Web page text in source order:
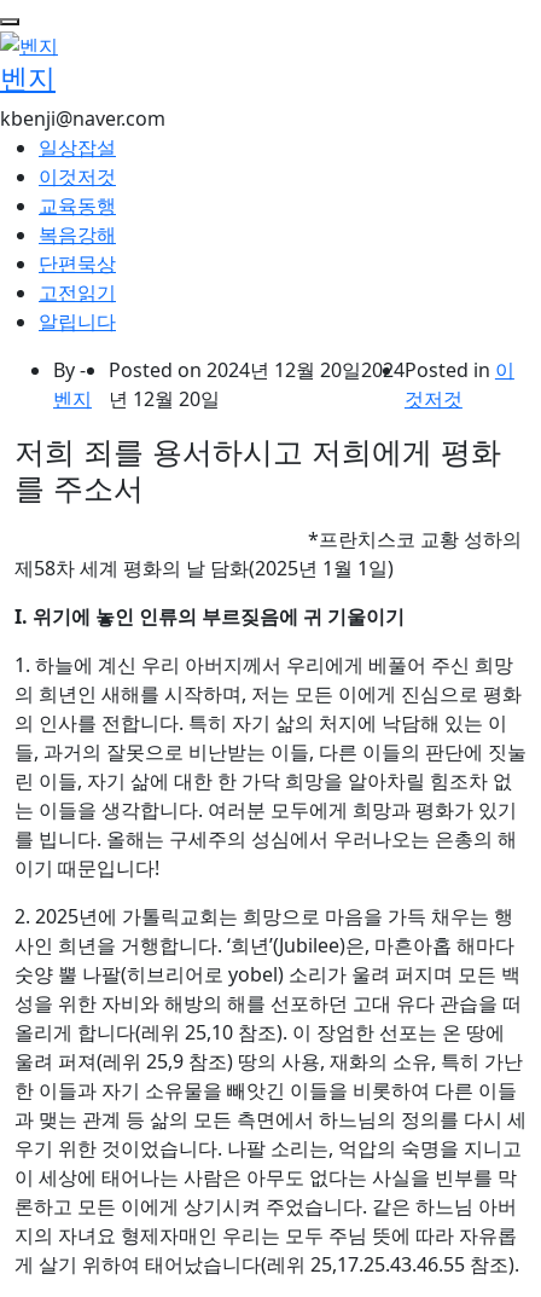
콘
텐
츠
로
건
너
뛰
기
벤지
kbenji@naver.com
일상잡설
이것저것
교육동행
복음강해
단편묵상
고전읽기
알립니다
By -
벤지
Posted on 2024년 12월 20일2024
년 12월 20일
Posted in 이
것저것
저희 죄를 용서하시고 저희에게 평화
를 주소서
*프란치스코 교황 성하의
제58차 세계 평화의 날 담화(2025년 1월 1일)
I. 위기에 놓인 인류의 부르짖음에 귀 기울이기
1. 하늘에 계신 우리 아버지께서 우리에게 베풀어 주신 희망
의 희년인 새해를 시작하며, 저는 모든 이에게 진심으로 평화
의 인사를 전합니다. 특히 자기 삶의 처지에 낙담해 있는 이
들, 과거의 잘못으로 비난받는 이들, 다른 이들의 판단에 짓눌
린 이들, 자기 삶에 대한 한 가닥 희망을 알아차릴 힘조차 없
는 이들을 생각합니다. 여러분 모두에게 희망과 평화가 있기
를 빕니다. 올해는 구세주의 성심에서 우러나오는 은총의 해
이기 때문입니다!
2. 2025년에 가톨릭교회는 희망으로 마음을 가득 채우는 행
사인 희년을 거행합니다. ‘희년’(Jubilee)은, 마흔아홉 해마다
숫양 뿔 나팔(히브리어로 yobel) 소리가 울려 퍼지며 모든 백
성을 위한 자비와 해방의 해를 선포하던 고대 유다 관습을 떠
올리게 합니다(레위 25,10 참조). 이 장엄한 선포는 온 땅에
울려 퍼져(레위 25,9 참조) 땅의 사용, 재화의 소유, 특히 가난
한 이들과 자기 소유물을 빼앗긴 이들을 비롯하여 다른 이들
과 맺는 관계 등 삶의 모든 측면에서 하느님의 정의를 다시 세
우기 위한 것이었습니다. 나팔 소리는, 억압의 숙명을 지니고
이 세상에 태어나는 사람은 아무도 없다는 사실을 빈부를 막
론하고 모든 이에게 상기시켜 주었습니다. 같은 하느님 아버
지의 자녀요 형제자매인 우리는 모두 주님 뜻에 따라 자유롭
게 살기 위하여 태어났습니다(레위 25,17.25.43.46.55 참조).